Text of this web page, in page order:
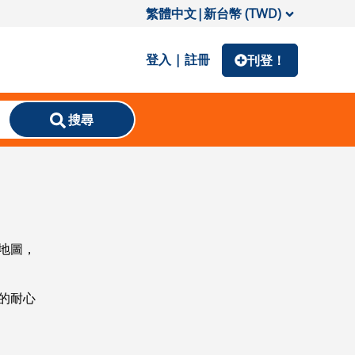
繁體中文|新台幣 (TWD)
登入 | 註冊 刊登！
搜尋
圖，
耐心